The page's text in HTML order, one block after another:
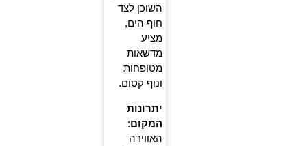
השוכן לצד
חוף הים,
מציע
מדשאות
מטופחות
ונוף קסום.
יתרונות
המקום:
האווירה